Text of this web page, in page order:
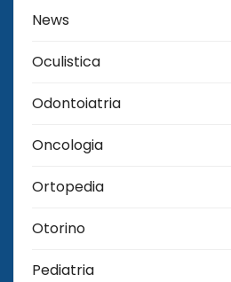
News
Oculistica
Odontoiatria
Oncologia
Ortopedia
Otorino
Pediatria